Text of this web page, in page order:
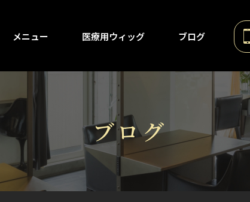
メニュー 医療用ウィッグ ブログ
ブログ